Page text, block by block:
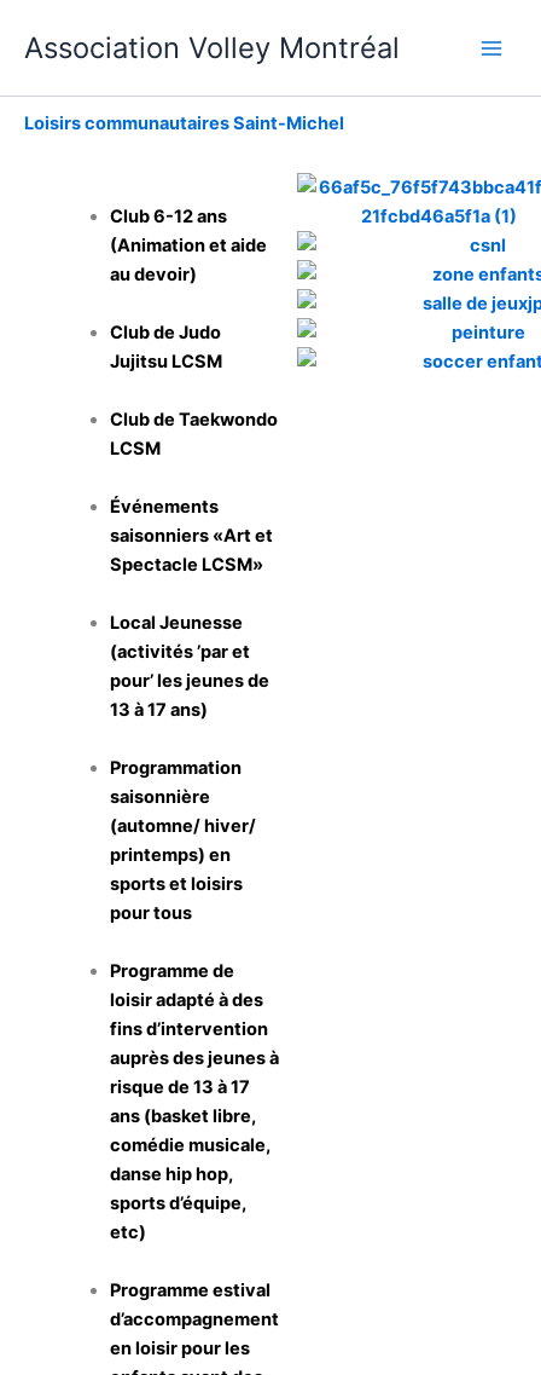
Association Volley Montréal
Loisirs communautaires Saint-Michel
Club 6-12 ans
(Animation et aide
au devoir)
Club de Judo
Jujitsu LCSM
Club de Taekwondo
LCSM
Événements
saisonniers «Art et
Spectacle LCSM»
Local Jeunesse
(activités ’par et
pour’ les jeunes de
13 à 17 ans)
Programmation
saisonnière
(automne/ hiver/
printemps) en
sports et loisirs
pour tous
Programme de
loisir adapté à des
fins d’intervention
auprès des jeunes à
risque de 13 à 17
ans (basket libre,
comédie musicale,
danse hip hop,
sports d’équipe,
etc)
Programme estival
d’accompagnement
en loisir pour les